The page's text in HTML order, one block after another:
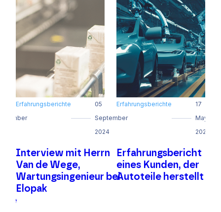
Erfahrungsberichte
05
September
2024
Interview mit Herrn
Van de Wege,
Wartungsingenieur bei
Elopak
Erfahrungsberichte
17
May
2024
Erfahrungsbericht
eines Kunden, der
Autoteile herstellt